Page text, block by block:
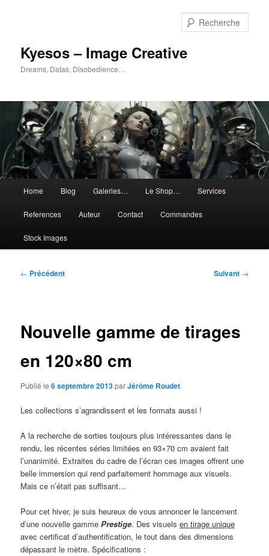
Kyesos – Image Creative
Dreams, Datas, Disobedience…
principal
Home Blog Galeries… Le Shop… Services
References Auteur Contact Commandes
Stock Images
Navigation
← Précédent Suivant →
Nouvelle gamme de tirages
en 120×80 cm
Publié le6 septembre 2013parJérôme Roudet
Les collections s’agrandissent et les formats aussi !
A la recherche de sorties toujours plus intéressantes dans le
rendu, les récentes séries limitées en 93×70 cm avaient fait
l’unanimité. Extraites du cadre de l’écran ces images offrent une
belle immersion qui rend parfaitement hommage aux visuels.
Mais ce n’était pas suffisant…
Pour cet hiver, je suis heureux de vous annoncer le lancement
d’une nouvelle gammePrestige. Des visuelsen tirage unique
avec certificat d’authentification, le tout dans des dimensions
dépassant le mètre. Spécifications :